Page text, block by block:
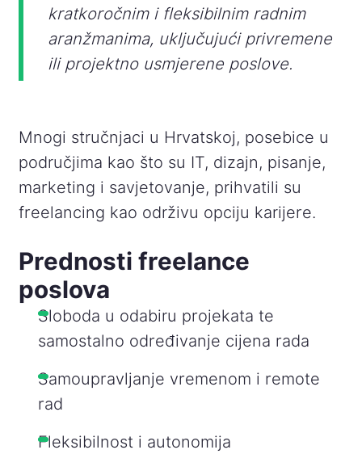
kratkoročnim i fleksibilnim radnim
aranžmanima, uključujući privremene
ili projektno usmjerene poslove.
Mnogi stručnjaci u Hrvatskoj, posebice u
područjima kao što su IT, dizajn, pisanje,
marketing i savjetovanje, prihvatili su
freelancing kao održivu opciju karijere.
Prednosti freelance
poslova
Sloboda u odabiru projekata te
samostalno određivanje cijena rada
Samoupravljanje vremenom i remote
rad
Fleksibilnost i autonomija